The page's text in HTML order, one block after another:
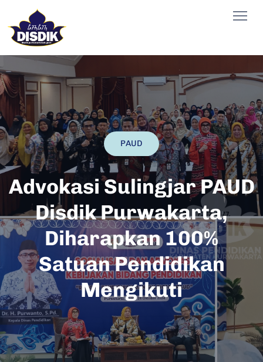
PAUD
Advokasi Sulingjar PAUD
Disdik Purwakarta,
Diharapkan 100%
Satuan Pendidikan
Mengikuti